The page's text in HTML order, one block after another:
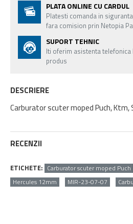
PLATA ONLINE CU CARDUL
Platesti comanda in
fara comision prin Netopia
SUPORT TEHNIC
Iti oferim asistenta
produs
DESCRIERE
Carburator scuter moped Puch, Ktm,
RECENZII
ETICHETE: Carburator scuter moped Puch
Hercules 12mm
MIR-23-07-07